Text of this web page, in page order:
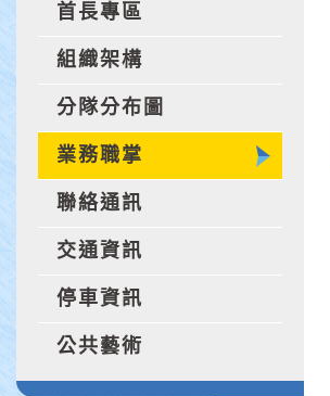
首長專區
組織架構
分隊分布圖
業務職掌
聯絡通訊
交通資訊
停車資訊
公共藝術